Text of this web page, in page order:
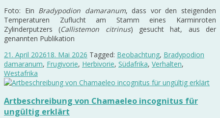
Foto: Ein Bradypodion damaranum, dass vor den steigenden
Temperaturen Zuflucht am Stamm eines Karminroten
Zylinderputzers (Callistemon citrinus) gesucht hat, aus der
genannten Publikation
21. April 202618. Mai 2026 Tagged: Beobachtung, Bradypodion
damaranum, Frugivorie, Herbivorie, Südafrika, Verhalten,
Westafrika
Artbeschreibung von Chamaeleo incognitus für
ungültig erklärt